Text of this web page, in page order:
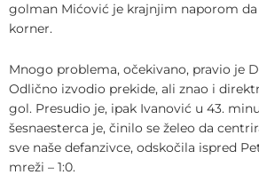
golman Mićović je krajnjim naporom
korner.
Mnogo problema, očekivano, pravio je
Odlično izvodio prekide, ali znao i
gol. Presudio je, ipak Ivanović u 43.
šesnaesterca je, činilo se želeo da
sve naše defanzivce, odskočila ispred
mreži – 1:0.